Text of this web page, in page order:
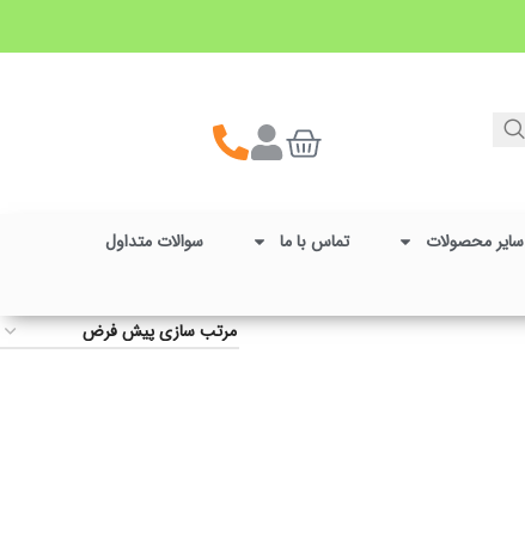
سایر محصولات تماس با ما سوالات متداول